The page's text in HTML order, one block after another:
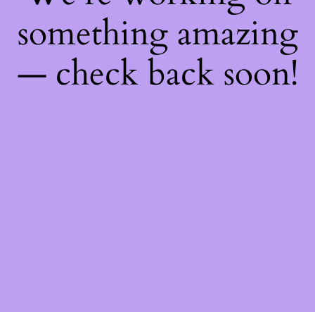
something amazing
— check back soon!